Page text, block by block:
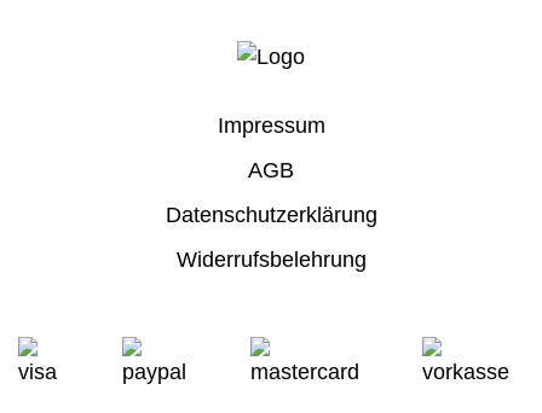
Impressum
AGB
Datenschutzerklärung
Widerrufsbelehrung